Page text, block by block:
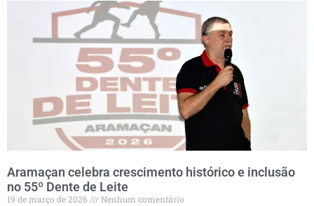
Aramaçan celebra crescimento histórico e inclusão
no 55º Dente de Leite
19 de março de 2026 Nenhum comentário